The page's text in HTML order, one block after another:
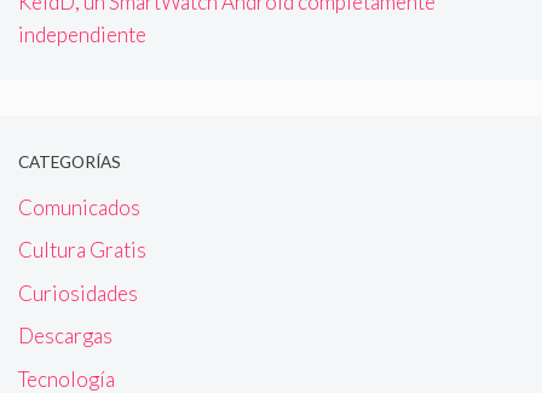
independiente
CATEGORÍAS
Comunicados
Cultura Gratis
Curiosidades
Descargas
Tecnología